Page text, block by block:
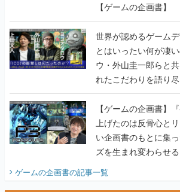
【ゲームの企画書】
世界が認めるゲーム
とはいったい何が凄
ウ・外山圭一郎らと
れたこだわりを語り
画書】
【ゲームの企画書】
上げたのは反骨心と
い企画書のもとに集
ズを生まれ変わらせ
ビュー】
ゲームの企画書の記事一覧